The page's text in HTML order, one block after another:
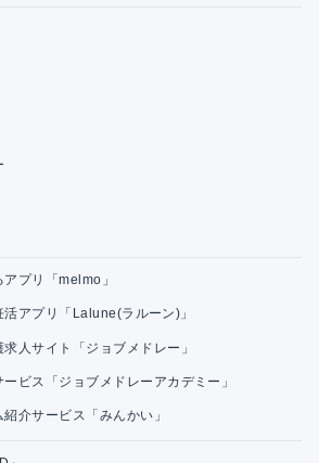
プリ「melmo」
アプリ「Lalune(ラルーン)」
人サイト「ジョブメドレー」
ビス「ジョブメドレーアカデミー」
介サービス「みんかい」